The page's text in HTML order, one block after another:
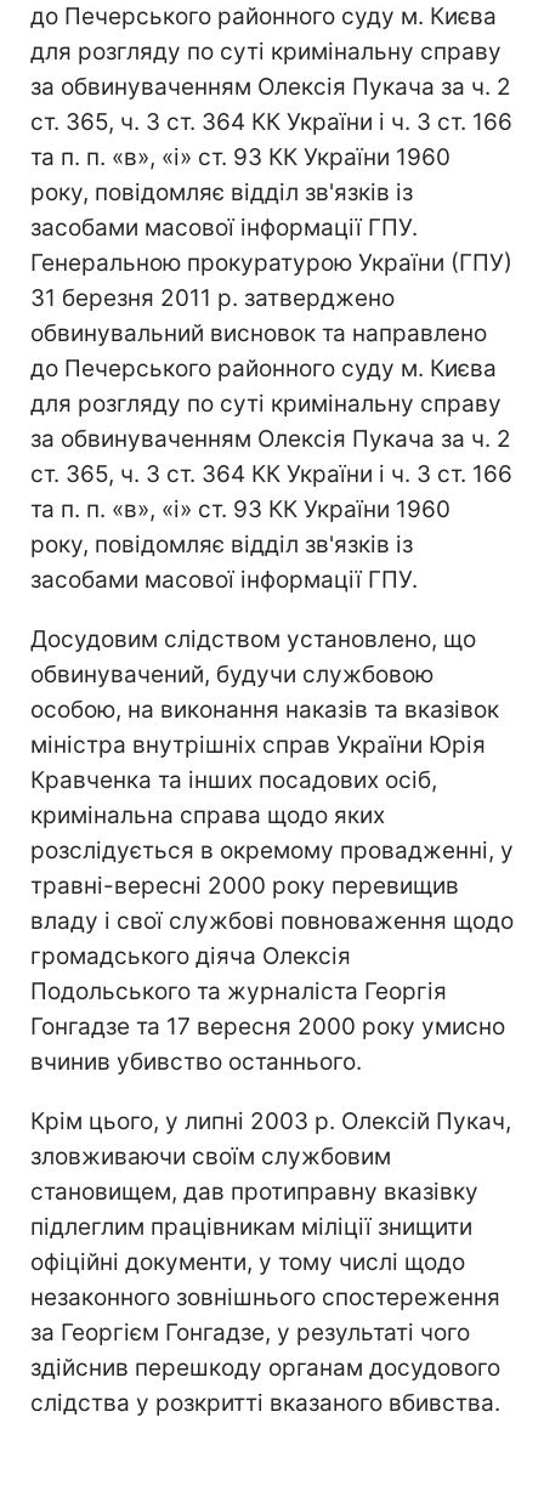
до Печерського районного суду м. Києва
для розгляду по суті кримінальну справу
за обвинуваченням Олексія Пукача за ч. 2
ст. 365, ч. 3 ст. 364 КК України і ч. 3 ст. 166
та п. п. «в», «і» ст. 93 КК України 1960
року, повідомляє відділ зв'язків із
засобами масової інформації ГПУ.
Генеральною прокуратурою України (ГПУ)
31 березня 2011 р. затверджено
обвинувальний висновок та направлено
до Печерського районного суду м. Києва
для розгляду по суті кримінальну справу
за обвинуваченням Олексія Пукача за ч. 2
ст. 365, ч. 3 ст. 364 КК України і ч. 3 ст. 166
та п. п. «в», «і» ст. 93 КК України 1960
року, повідомляє відділ зв'язків із
засобами масової інформації ГПУ.
Досудовим слідством установлено, що
обвинувачений, будучи службовою
особою, на виконання наказів та вказівок
міністра внутрішніх справ України Юрія
Кравченка та інших посадових осіб,
кримінальна справа щодо яких
розслідується в окремому провадженні, у
травні-вересні 2000 року перевищив
владу і свої службові повноваження щодо
громадського діяча Олексія
Подольського та журналіста Георгія
Гонгадзе та 17 вересня 2000 року умисно
вчинив убивство останнього.
Крім цього, у липні 2003 р. Олексій Пукач,
зловживаючи своїм службовим
становищем, дав протиправну вказівку
підлеглим працівникам міліції знищити
офіційні документи, у тому числі щодо
незаконного зовнішнього спостереження
за Георгієм Гонгадзе, у результаті чого
здійснив перешкоду органам досудового
слідства у розкритті вказаного вбивства.